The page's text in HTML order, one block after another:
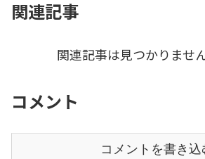
関連記事
関連記事は見つかりませ
コメント
コメントを書き込